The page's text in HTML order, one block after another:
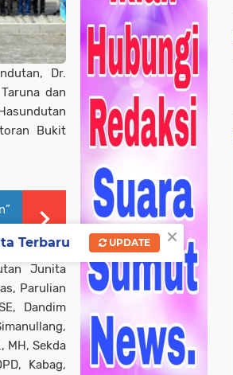
Dr.
dan
Bukit
Junita
Parulian
Dandim
MH, Sekda
Kabag,
×
Terbaru UPDATE